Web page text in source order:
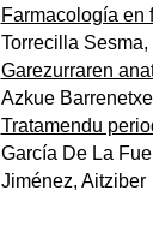
Farmacología en
Torrecilla
Garezurraren
Azkue
Tratamendu
García De La
Jiménez, Aitziber